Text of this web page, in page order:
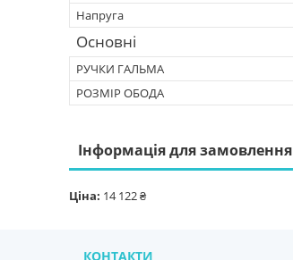
Напруга
Основні
РУЧКИ ГАЛЬМА
РОЗМІР ОБОДА
Інформація для замовлення
Ціна: 14 122 ₴